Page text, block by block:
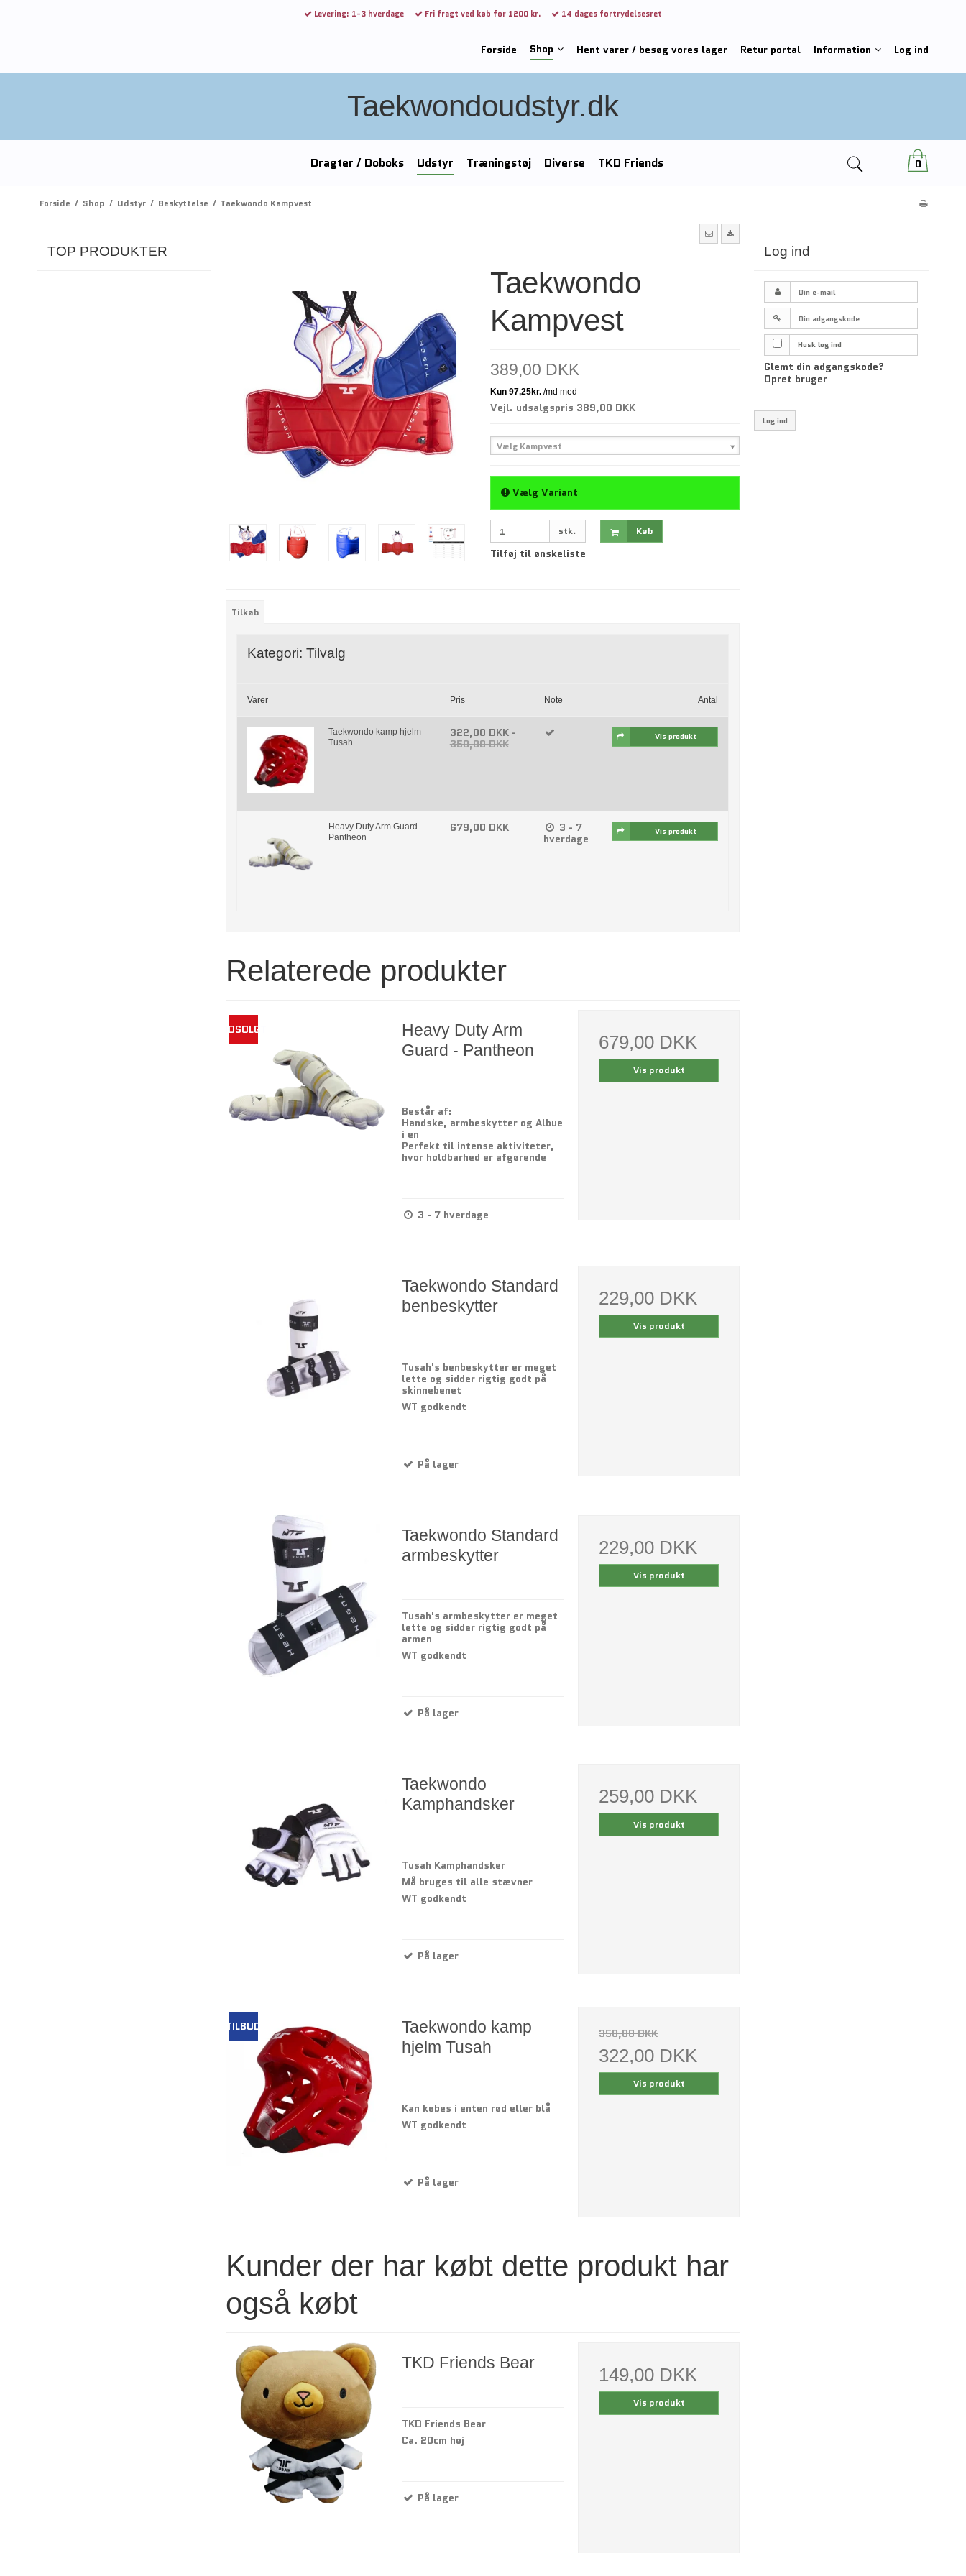
Levering: 1-3 hverdage Fri fragt ved køb for 1200 kr. 14 dages fortrydelsesret
Forside Shop Hent varer / besøg vores lager Retur portal Information Log ind
Taekwondoudstyr.dk
0
Dragter / Doboks Udstyr Træningstøj Diverse TKD Friends
Forside / Shop / Udstyr / Beskyttelse / Taekwondo Kampvest
TOP PRODUKTER
Taekwondo
Kampvest
389,00 DKK
Vejl. udsalgspris 389,00 DKK
Vælg Kampvest
Vælg Variant
stk. Køb
Tilføj til ønskeliste
Tilkøb
Kategori: Tilvalg
Varer Pris Note Antal
Taekwondo kamp hjelm
Tusah
322,00 DKK-
350,00 DKK
Vis produkt
Heavy Duty Arm Guard -
Pantheon
679,00 DKK
3 - 7
hverdage
Vis produkt
Relaterede produkter
UDSOLGT
Heavy Duty Arm
Guard - Pantheon
Består af:
Handske, armbeskytter og Albue
i en
Perfekt til intense aktiviteter,
hvor holdbarhed er afgørende
3 - 7 hverdage
679,00 DKK
Vis produkt
Taekwondo Standard
benbeskytter
Tusah's benbeskytter er meget
lette og sidder rigtig godt på
skinnebenet
WT godkendt
På lager
229,00 DKK
Vis produkt
Taekwondo Standard
armbeskytter
Tusah's armbeskytter er meget
lette og sidder rigtig godt på
armen
WT godkendt
På lager
229,00 DKK
Vis produkt
Taekwondo
Kamphandsker
Tusah Kamphandsker
Må bruges til alle stævner
WT godkendt
På lager
259,00 DKK
Vis produkt
TILBUD
Taekwondo kamp
hjelm Tusah
Kan købes i enten rød eller blå
WT godkendt
På lager
350,00 DKK
322,00 DKK
Vis produkt
Kunder der har købt dette produkt har
også købt
TKD Friends Bear
TKD Friends Bear
Ca. 20cm høj
På lager
149,00 DKK
Vis produkt
Log ind
Husk log ind
Glemt din adgangskode?
Opret bruger
Log ind